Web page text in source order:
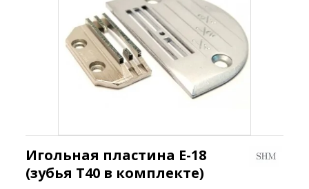
Игольная пластина E-18
(зубья T40 в комплекте)